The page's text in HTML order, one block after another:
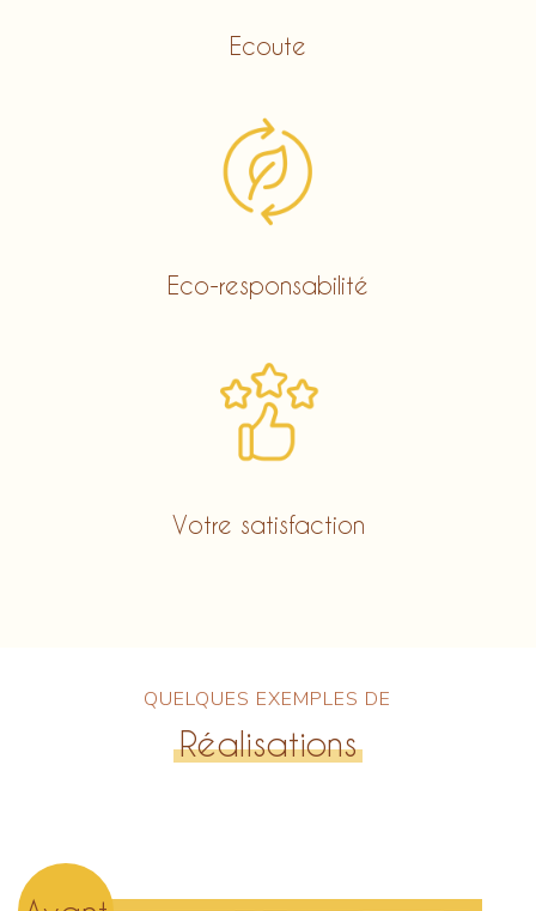
Ecoute
Eco-responsabilité
Votre satisfaction
QUELQUES EXEMPLES DE
Réalisations